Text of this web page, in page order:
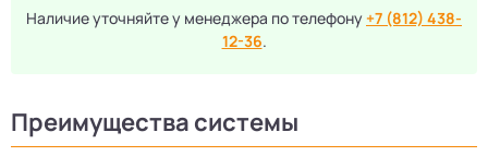
Наличие уточняйте у менеджера по телефону+7 (812) 438-
12-36.
Преимущества системы